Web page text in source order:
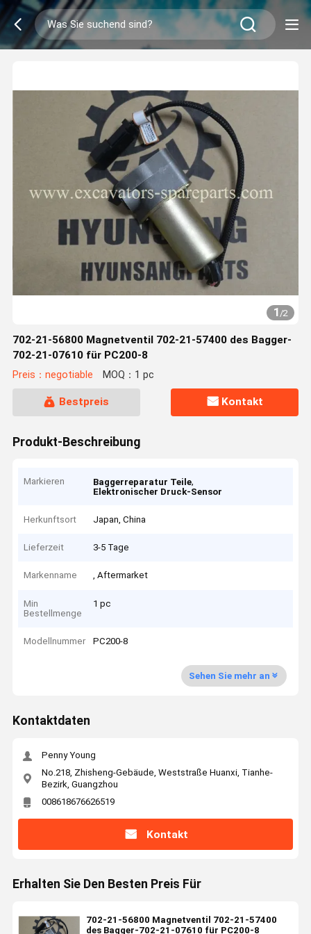
1/2
702-21-56800 Magnetventil 702-21-57400 des Bagger-
702-21-07610 für PC200-8
Preis：negotiable MOQ：1 pc
Bestpreis Kontakt
Produkt-Beschreibung
Markieren Baggerreparatur Teile,
Elektronischer Druck-Sensor
Herkunftsort Japan, China
Lieferzeit 3-5 Tage
Markenname , Aftermarket
Min
Bestellmenge
1 pc
Modellnummer PC200-8
Sehen Sie mehr an
Kontaktdaten
Penny Young
No.218, Zhisheng-Gebäude, Weststraße Huanxi, Tianhe-
Bezirk, Guangzhou
008618676626519
Kontakt
Erhalten Sie Den Besten Preis Für
702-21-56800 Magnetventil 702-21-57400
des Bagger-702-21-07610 für PC200-8